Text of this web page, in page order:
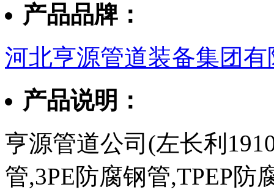
产品品牌：
河北亨源管道装备集团有
产品说明：
亨源管道公司(左长利
管,3PE防腐钢管,TPEP